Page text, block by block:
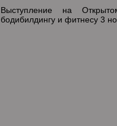
Выступление на
бодибилдингу и фитнесу 3